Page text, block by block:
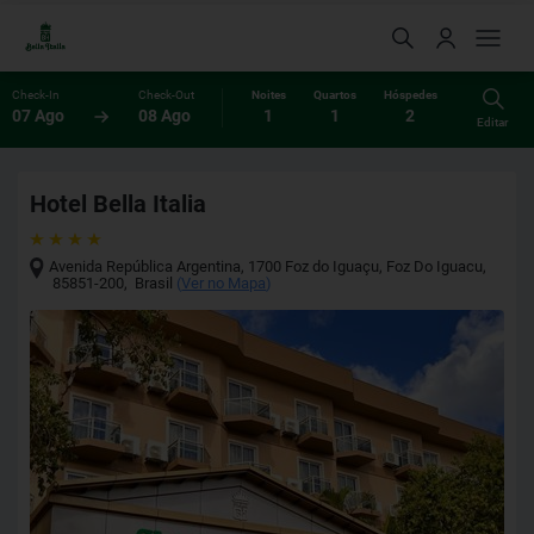
Check-In
07 Ago
Check-Out
08 Ago
Noites
1
Quartos
1
Hóspedes
2 Editar
Hotel Bella Italia
Avenida República Argentina, 1700 Foz do Iguaçu, Foz Do Iguacu,
85851-200, Brasil (Ver no Mapa)